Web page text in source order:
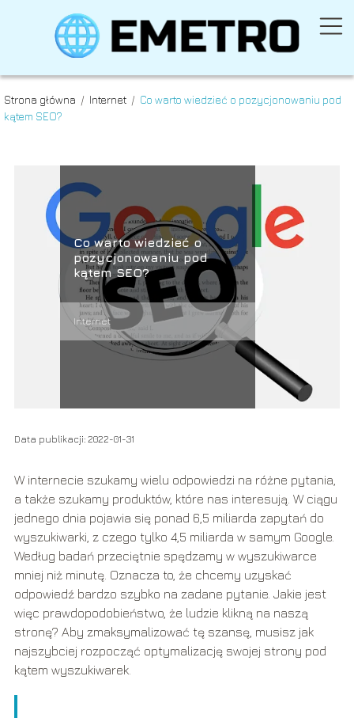
Strona główna / Internet / Co warto wiedzieć o pozycjonowaniu pod
kątem SEO?
Co warto wiedzieć o
pozycjonowaniu pod
kątem SEO?
Internet
Data publikacji: 2022-01-31
W internecie szukamy wielu odpowiedzi na różne pytania,
a także szukamy produktów, które nas interesują. W ciągu
jednego dnia pojawia się ponad 6,5 miliarda zapytań do
wyszukiwarki, z czego tylko 4,5 miliarda w samym Google.
Według badań przeciętnie spędzamy w wyszukiwarce
mniej niż minutę. Oznacza to, że chcemy uzyskać
odpowiedź bardzo szybko na zadane pytanie. Jakie jest
więc prawdopodobieństwo, że ludzie klikną na naszą
stronę? Aby zmaksymalizować tę szansę, musisz jak
najszybciej rozpocząć optymalizację swojej strony pod
kątem wyszukiwarek.